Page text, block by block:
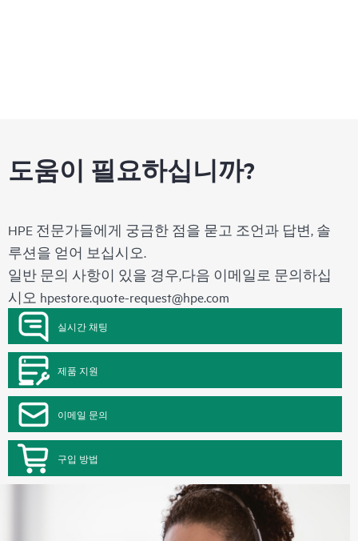
도움이 필요하십니까?
HPE 전문가들에게 궁금한 점을 묻고 조언과 답변, 솔
루션을 얻어 보십시오.
일반 문의 사항이 있을 경우,다음 이메일로 문의하십
시오 hpestore.quote-request@hpe.com
실시간 채팅
제품 지원
이메일 문의
구입 방법